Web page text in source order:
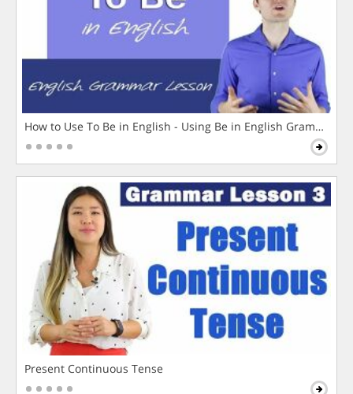
How to Use To Be in English - Using Be in English Grammar
Present Continuous Tense